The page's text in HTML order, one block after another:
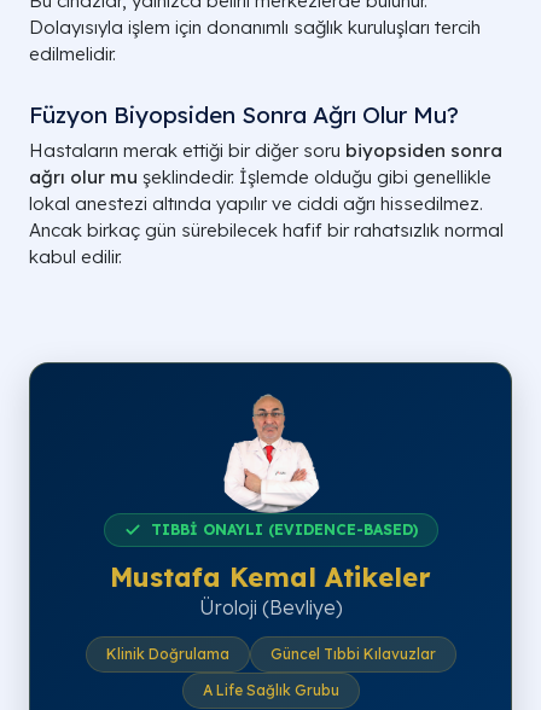
Dolayısıyla işlem için donanımlı sağlık kuruluşları tercih
edilmelidir.
Füzyon Biyopsiden Sonra Ağrı Olur Mu?
Hastaların merak ettiği bir diğer soru biyopsiden sonra
ağrı olur mu şeklindedir. İşlemde olduğu gibi genellikle
lokal anestezi altında yapılır ve ciddi ağrı hissedilmez.
Ancak birkaç gün sürebilecek hafif bir rahatsızlık normal
kabul edilir.
TIBBİ ONAYLI (EVIDENCE-BASED)
Mustafa Kemal Atikeler
Üroloji (Bevliye)
Klinik Doğrulama
Güncel Tıbbi Kılavuzlar
A Life Sağlık Grubu